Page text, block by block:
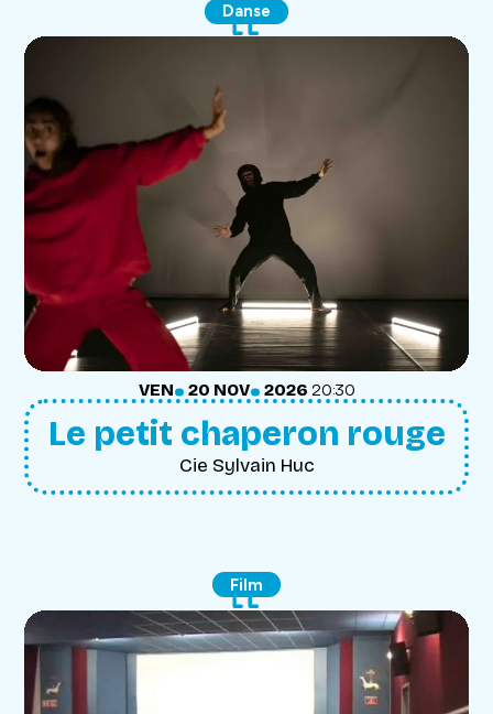
Danse
VENDREDI
VEN.20
NOVEMBRE
NOV.2026 20:30
Le petit chaperon rouge
Cie Sylvain Huc
Film